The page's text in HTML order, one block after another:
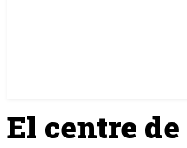
El centre